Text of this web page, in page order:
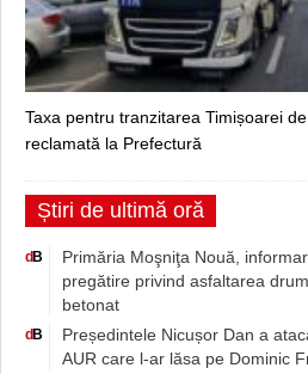
Taxa pentru tranzitarea Timișoarei
reclamată la Prefectură
Știri de ultimă oră
d B
Primăria Moşniţa Nouă,
pregătire privind asfaltarea
betonat
d B
Președintele Nicușor Dan a
AUR care l-ar lăsa pe Dominic